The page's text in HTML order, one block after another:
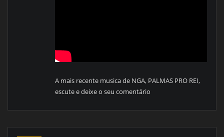
A mais recente musica de NGA, PALMAS PRO REI,
escute e deixe o seu comentário